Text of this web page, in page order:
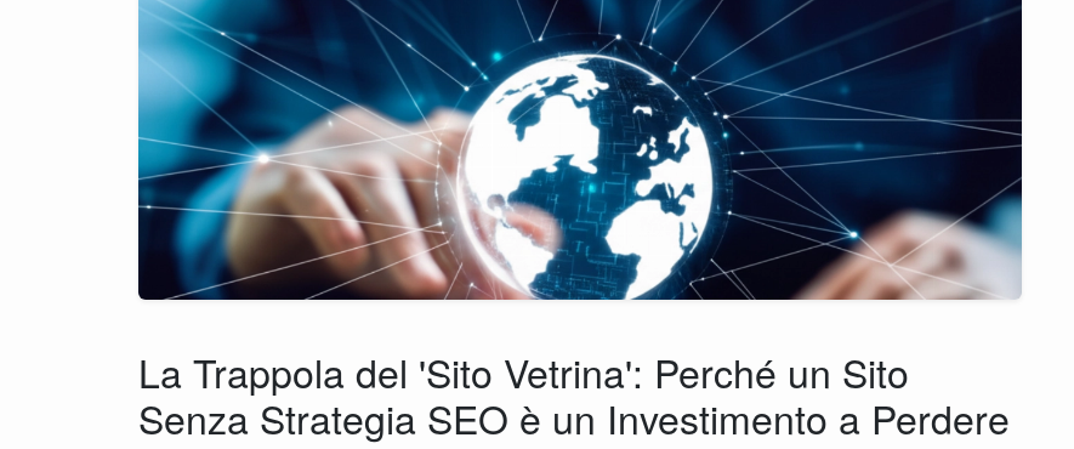
La Trappola del 'Sito Vetrina': Perché un Sito
Senza Strategia SEO è un Investimento a Perdere